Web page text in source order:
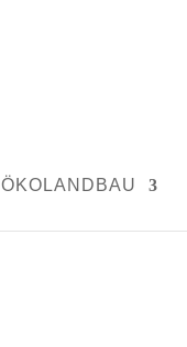
ÖKOLANDBAU